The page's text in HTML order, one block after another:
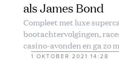
als James Bond
Compleet met luxe
bootachtervolgingen,
casino-avonden en ga zo
1 OKTOBER 2021 14:28